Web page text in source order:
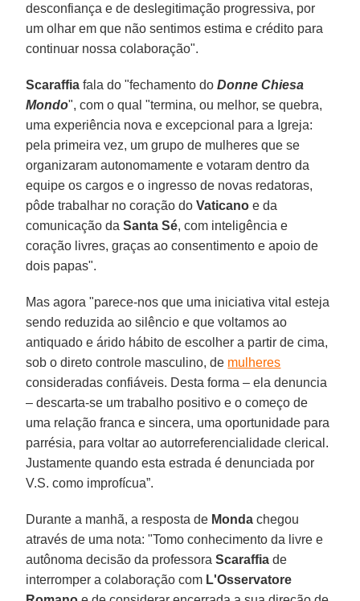
desconfiança e de deslegitimação progressiva, por
um olhar em que não sentimos estima e crédito para
continuar nossa colaboração".
Scaraffia fala do "fechamento doDonne Chiesa
Mondo", com o qual "termina, ou melhor, se quebra,
uma experiência nova e excepcional para a Igreja:
pela primeira vez, um grupo de mulheres que se
organizaram autonomamente e votaram dentro da
equipe os cargos e o ingresso de novas redatoras,
pôde trabalhar no coração doVaticano e da
comunicação da Santa Sé, com inteligência e
coração livres, graças ao consentimento e apoio de
dois papas".
Mas agora "parece-nos que uma iniciativa vital esteja
sendo reduzida ao silêncio e que voltamos ao
antiquado e árido hábito de escolher a partir de cima,
sob o direto controle masculino, de mulheres
consideradas confiáveis. Desta forma – ela denuncia
– descarta-se um trabalho positivo e o começo de
uma relação franca e sincera, uma oportunidade para
parrésia, para voltar ao autorreferencialidade clerical.
Justamente quando esta estrada é denunciada por
V.S. como improfícua”.
Durante a manhã, a resposta de Monda chegou
através de uma nota: "Tomo conhecimento da livre e
autônoma decisão da professoraScaraffia de
interromper a colaboração com L'Osservatore